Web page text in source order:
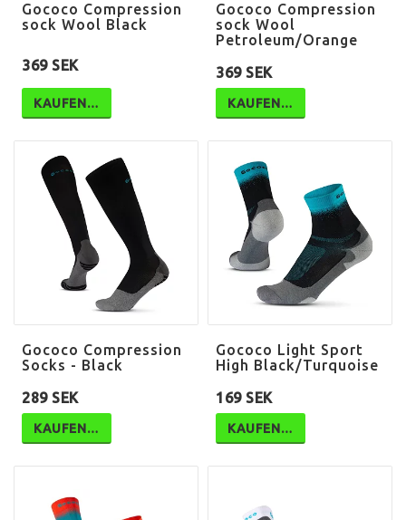
Gococo Compression
sock Wool Black
369 SEK
KAUFEN…
Gococo Compression
sock Wool
Petroleum/Orange
369 SEK
KAUFEN…
Gococo Compression
Socks - Black
289 SEK
KAUFEN…
Gococo Light Sport
High Black/Turquoise
169 SEK
KAUFEN…